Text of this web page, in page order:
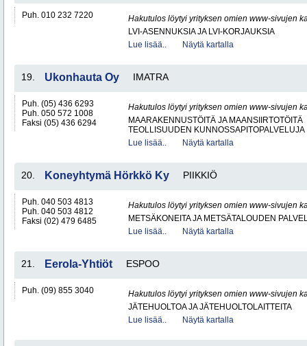
Puh. 010 232 7220
Hakutulos löytyi yrityksen omien www-sivujen
LVI-ASENNUKSIA JA LVI-KORJAUKSIA
Lue lisää..
Näytä kartalla
19. Ukonhauta Oy IMATRA
Puh. (05) 436 6293
Puh. 050 572 1008
Faksi (05) 436 6294
Hakutulos löytyi yrityksen omien www-sivujen
MAARAKENNUSTÖITÄ JA MAANSIIRTOTÖITÄ
TEOLLISUUDEN KUNNOSSAPITOPALVELUJA
Lue lisää..
Näytä kartalla
20. Koneyhtymä Hörkkö Ky PIIKKIÖ
Puh. 040 503 4813
Puh. 040 503 4812
Faksi (02) 479 6485
Hakutulos löytyi yrityksen omien www-sivujen
METSÄKONEITA JA METSÄTALOUDEN
Lue lisää..
Näytä kartalla
21. Eerola-Yhtiöt ESPOO
Puh. (09) 855 3040
Hakutulos löytyi yrityksen omien www-sivujen
JÄTEHUOLTOA JA JÄTEHUOLTOLAITTEITA
Lue lisää..
Näytä kartalla